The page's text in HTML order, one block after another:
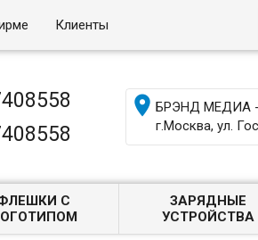
Клиенты
БРЭНД МЕДИА -
г.Москва, ул.
С
ЗАРЯДНЫЕ
УСТРОЙСТВА